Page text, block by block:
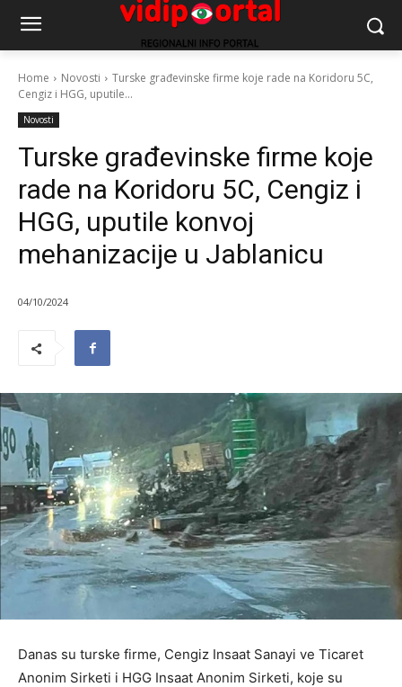
Home Novosti
Turske građevinske firme koje rade na Koridoru 5C,
Cengiz i HGG, uputile...
Novosti
Turske građevinske firme koje
rade na Koridoru 5C, Cengiz i
HGG, uputile konvoj
mehanizacije u Jablanicu
04/10/2024
Danas su turske firme, Cengiz Insaat Sanayi ve Ticaret
Anonim Sirketi i HGG Insaat Anonim Sirketi, koje su